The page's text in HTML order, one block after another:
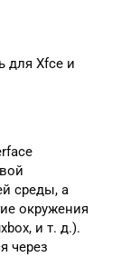
для Xfce и
среды, а
окружения
и т. д.).
через